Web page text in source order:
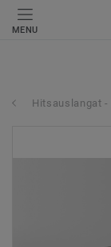
MENU
Hitsauslangat